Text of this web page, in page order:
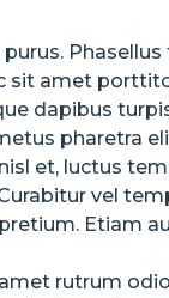
sit amet
dapibus
pharetra
et, luctus
vel
Etiam
rutrum